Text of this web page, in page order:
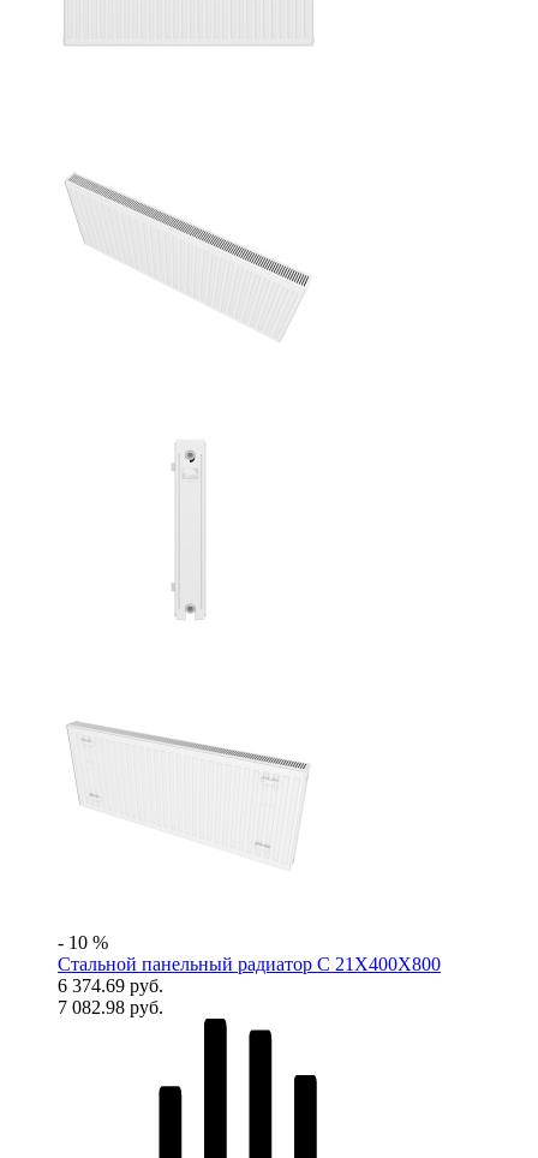
- 10 %
Стальной панельный радиатор C 21X400X800
6 374.69 руб.
7 082.98 руб.